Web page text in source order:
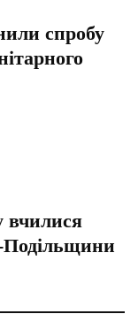
спробу
вчилися
Подільщини